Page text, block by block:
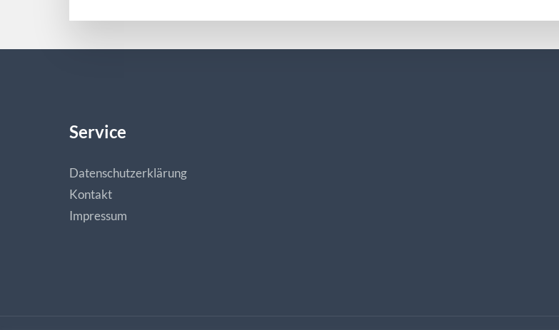
Service
Datenschutzerklärung
Kontakt
Impressum